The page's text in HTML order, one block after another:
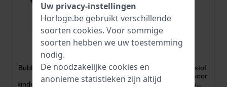
Flik Flak
FCNP002
Bubbly Hours - Fizz in blue
31.9 mm Blauw
kinderhorloge met siliconen
Ice-Watch
ICE find 34 mm Kunststof
quartz kinderhorloge voor
met Apple 'Find my
Uw privacy-instellingen
Horloge.be gebruikt verschillende
soorten cookies. Voor sommige
soorten hebben we uw toestemming
nodig.
De noodzakelijke cookies en
anonieme statistieken zijn altijd